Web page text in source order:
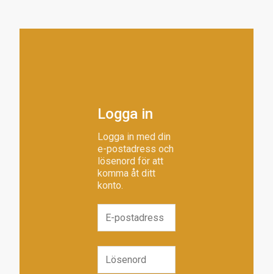
Logga in
Logga in med din
e-postadress och
lösenord för att
komma åt ditt
konto.